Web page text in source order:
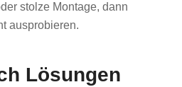
stolze Montage, dann
ausprobieren.
Lösungen